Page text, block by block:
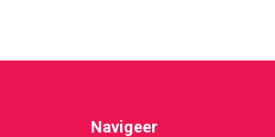
Navigeer